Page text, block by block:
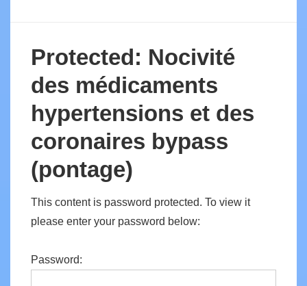
Protected: Nocivité
des médicaments
hypertensions et des
coronaires bypass
(pontage)
This content is password protected. To view it
please enter your password below:
Password: